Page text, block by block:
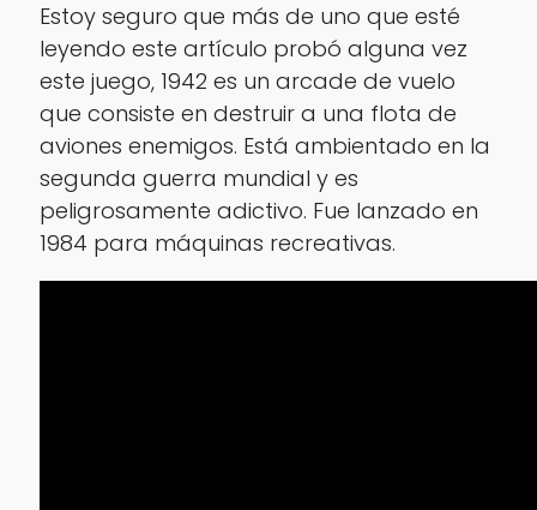
Estoy seguro que más de uno que esté
leyendo este artículo probó alguna vez
este juego, 1942 es un arcade de vuelo
que consiste en destruir a una flota de
aviones enemigos. Está ambientado en la
segunda guerra mundial y es
peligrosamente adictivo. Fue lanzado en
1984 para máquinas recreativas.